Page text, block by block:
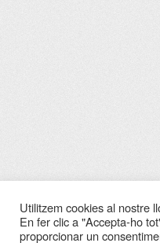
Utilitzem cookies al nostre
En fer clic a "Accepta-ho
proporcionar un